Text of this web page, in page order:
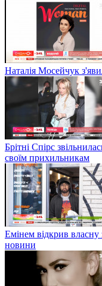
Наталія Мосейчук
Брітні Спірс
своїм прихильникам
Емінем відкрив власну
новини